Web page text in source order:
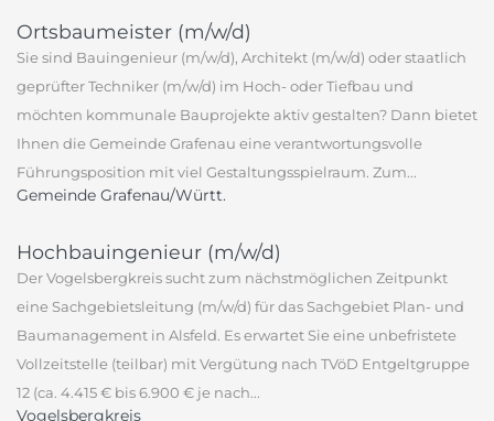
Ortsbaumeister (m/w/d)
Sie sind Bauingenieur (m/w/d), Architekt (m/w/d) oder staatlich
geprüfter Techniker (m/w/d) im Hoch- oder Tiefbau und
möchten kommunale Bauprojekte aktiv gestalten? Dann bietet
Ihnen die Gemeinde Grafenau eine verantwortungsvolle
Führungsposition mit viel Gestaltungsspielraum. Zum...
Gemeinde Grafenau/Württ.
Hochbauingenieur (m/w/d)
Der Vogelsbergkreis sucht zum nächstmöglichen Zeitpunkt
eine Sachgebietsleitung (m/w/d) für das Sachgebiet Plan- und
Baumanagement in Alsfeld. Es erwartet Sie eine unbefristete
Vollzeitstelle (teilbar) mit Vergütung nach TVöD Entgeltgruppe
12 (ca. 4.415 € bis 6.900 € je nach...
Vogelsbergkreis